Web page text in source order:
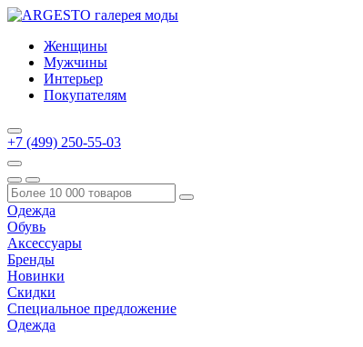
Женщины
Мужчины
Интерьер
Покупателям
+7 (499) 250-55-03
Одежда
Обувь
Аксессуары
Бренды
Новинки
Скидки
Специальное предложение
Одежда